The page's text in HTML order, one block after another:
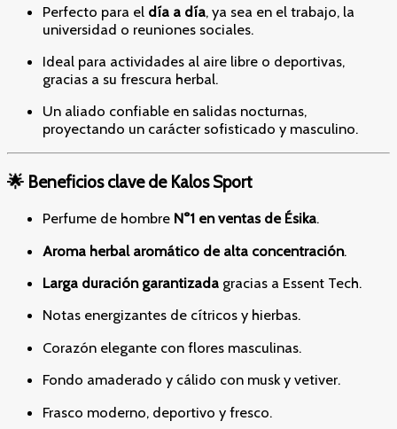
Perfecto para el día a día, ya sea en el trabajo, la
universidad o reuniones sociales.
Ideal para actividades al aire libre o deportivas,
gracias a su frescura herbal.
Un aliado confiable en salidas nocturnas,
proyectando un carácter sofisticado y masculino.
🌟 Beneficios clave de Kalos Sport
Perfume de hombre N°1 en ventas de Ésika.
Aroma herbal aromático de alta concentración.
Larga duración garantizada gracias a Essent Tech.
Notas energizantes de cítricos y hierbas.
Corazón elegante con flores masculinas.
Fondo amaderado y cálido con musk y vetiver.
Frasco moderno, deportivo y fresco.